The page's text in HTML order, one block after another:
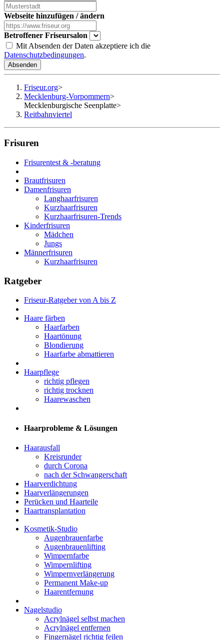
Webseite hinzufügen / ändern
Betroffener Friseursalon
Mit Absenden der Daten akzeptiere ich die
Datenschutzbedingungen.
Absenden
Friseur.org>
Mecklenburg-Vorpommern>
Mecklenburgische Seenplatte>
Reitbahnviertel
Frisuren
Frisurentest & -beratung
Brautfrisuren
Damenfrisuren
Langhaarfrisuren
Kurzhaarfrisuren
Kurzhaarfrisuren-Trends
Kinderfrisuren
Mädchen
Jungs
Männerfrisuren
Kurzhaarfrisuren
Ratgeber
Friseur-Ratgeber von A bis Z
Haare färben
Haarfarben
Haartönung
Blondierung
Haarfarbe abmattieren
Haarpflege
richtig pflegen
richtig trocknen
Haarewaschen
Haarprobleme & Lösungen
Haarausfall
Kreisrunder
durch Corona
nach der Schwangerschaft
Haarverdichtung
Haarverlängerungen
Perücken und Haarteile
Haartransplantation
Kosmetik-Studio
Augenbrauenfarbe
Augenbrauenlifting
Wimpernfarbe
Wimpernlifting
Wimpernverlängerung
Permanent Make-up
Haarentfernung
Nagelstudio
Acrylnägel selbst machen
Acrylnägel entfernen
Fingernägel richtig feilen